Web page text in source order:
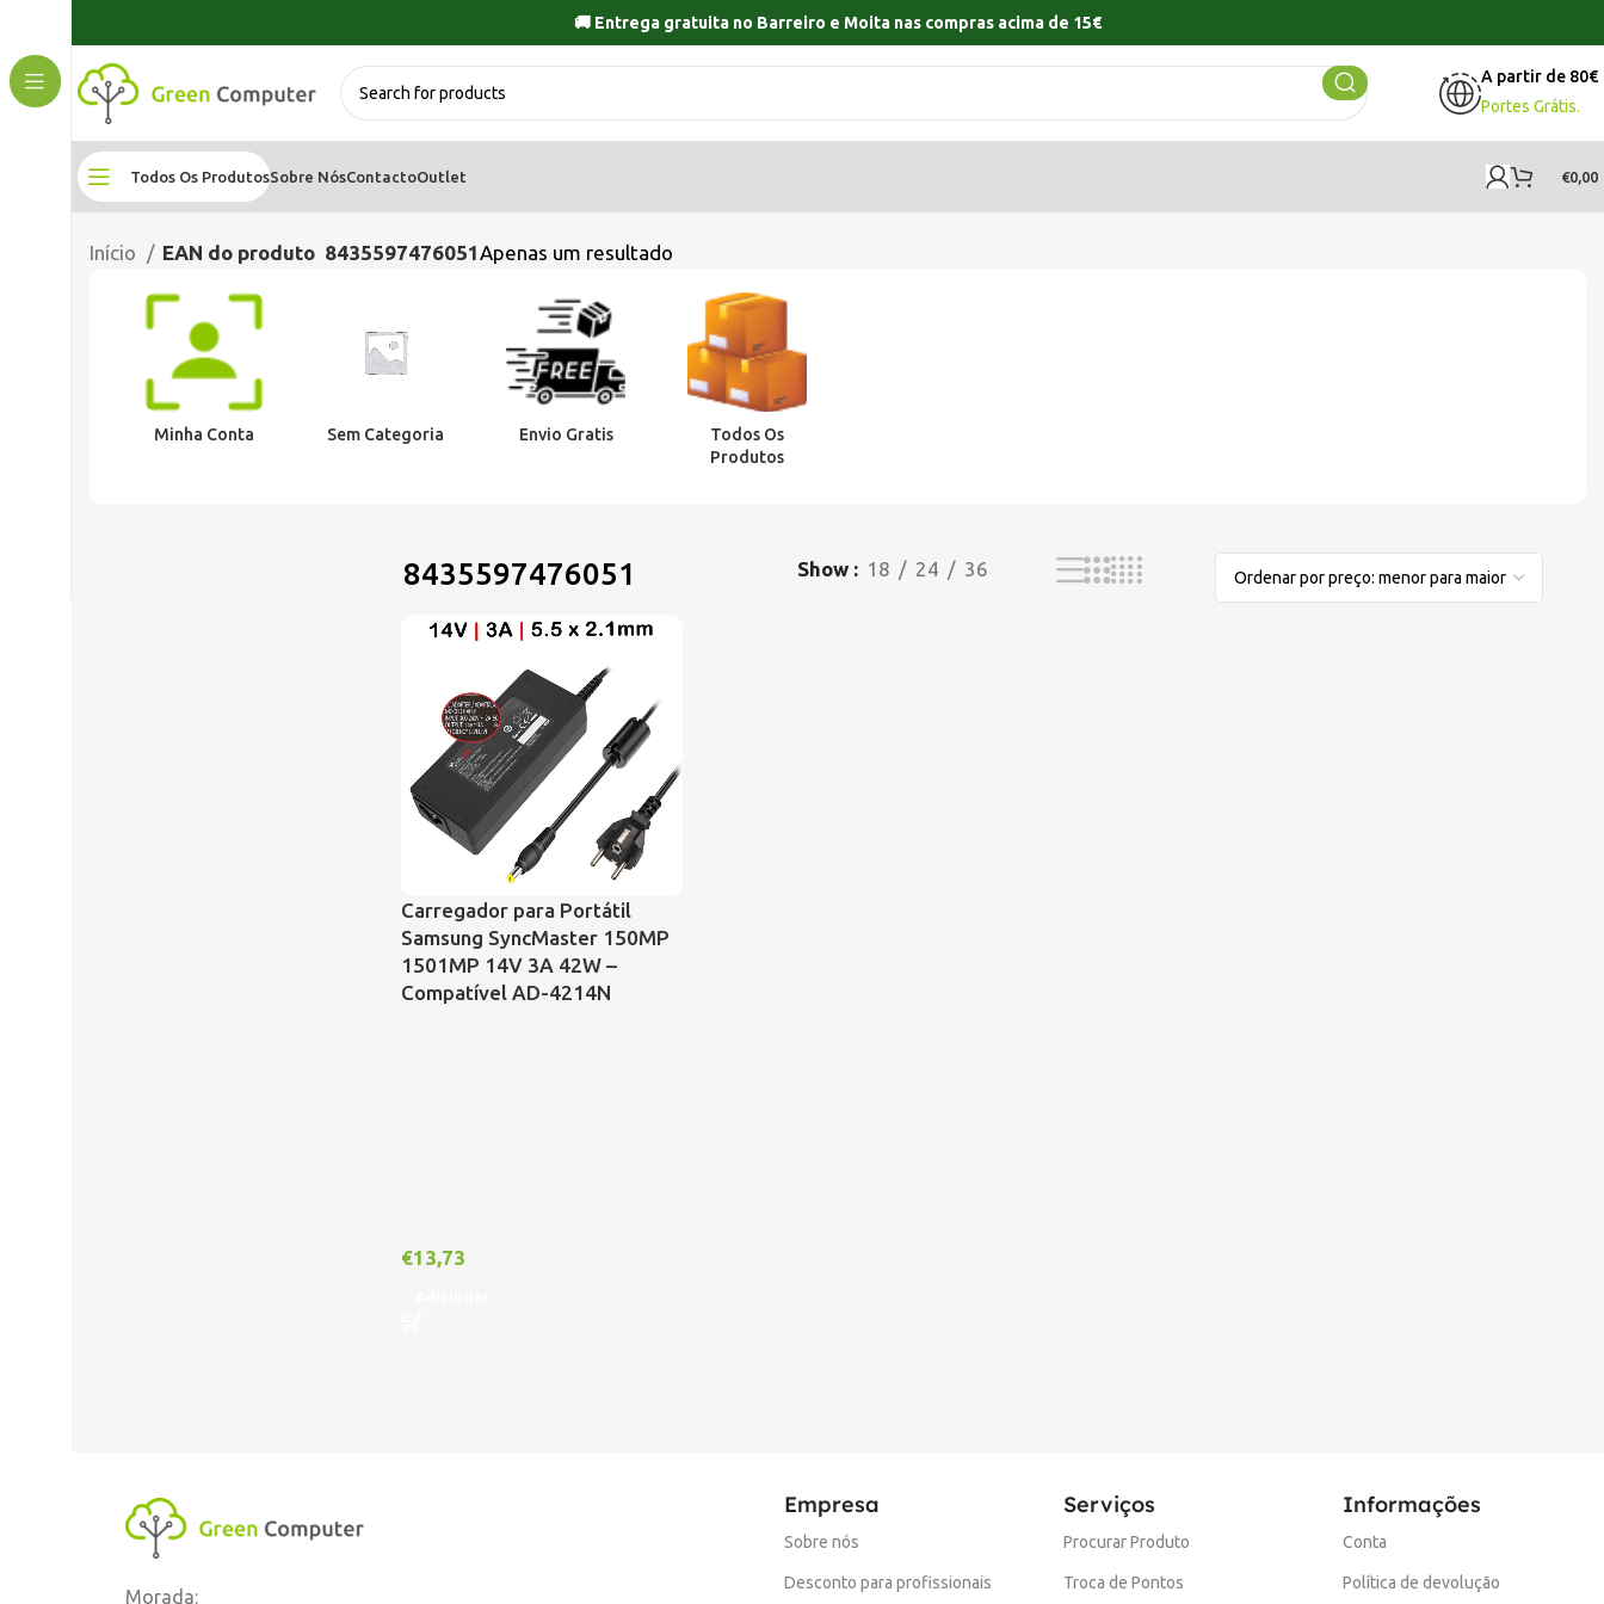
🚚 Entrega gratuita no Barreiro e Moita nas compras acima de 15€
A partir de 80€
Portes Grátis.
Todos Os ProdutosSobre NósContactoOutlet €0,00
Início EAN do produto 8435597476051Apenas um resultado
Minha Conta Sem Categoria Envio Gratis
Todos Os
Produtos
8435597476051 Show 18 24 36
Carregador para Portátil
Samsung SyncMaster 150MP
1501MP 14V 3A 42W –
Compatível AD-4214N
€13,73
Morada:
Empresa
Sobre nós
Desconto para profissionais
Serviços
Procurar Produto
Troca de Pontos
Informações
Conta
Política de devolução